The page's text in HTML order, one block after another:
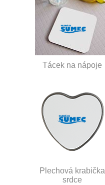
Tácek na nápoje
Plechová krabička
srdce